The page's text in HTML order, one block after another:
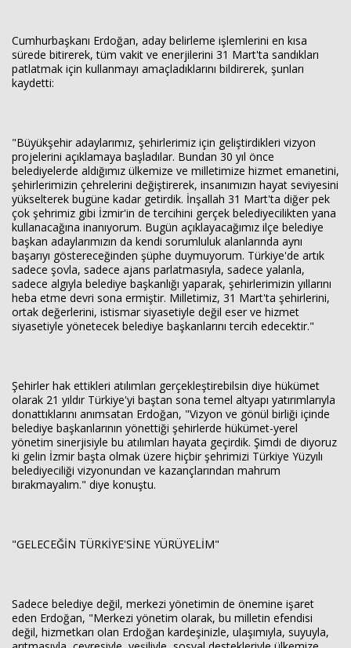
Cumhurbaşkanı Erdoğan, aday belirleme işlemlerini en kısa
sürede bitirerek, tüm vakit ve enerjilerini 31 Mart'ta sandıkları
patlatmak için kullanmayı amaçladıklarını bildirerek, şunları
kaydetti:
"Büyükşehir adaylarımız, şehirlerimiz için geliştirdikleri vizyon
projelerini açıklamaya başladılar. Bundan 30 yıl önce
belediyelerde aldığımız ülkemize ve milletimize hizmet emanetini,
şehirlerimizin çehrelerini değiştirerek, insanımızın hayat seviyesini
yükselterek bugüne kadar getirdik. İnşallah 31 Mart'ta diğer pek
çok şehrimiz gibi İzmir'in de tercihini gerçek belediyecilikten yana
kullanacağına inanıyorum. Bugün açıklayacağımız ilçe belediye
başkan adaylarımızın da kendi sorumluluk alanlarında aynı
başarıyı göstereceğinden şüphe duymuyorum. Türkiye'de artık
sadece şovla, sadece ajans parlatmasıyla, sadece yalanla,
sadece algıyla belediye başkanlığı yaparak, şehirlerimizin yıllarını
heba etme devri sona ermiştir. Milletimiz, 31 Mart'ta şehirlerini,
ortak değerlerini, istismar siyasetiyle değil eser ve hizmet
siyasetiyle yönetecek belediye başkanlarını tercih edecektir."
Şehirler hak ettikleri atılımları gerçekleştirebilsin diye hükümet
olarak 21 yıldır Türkiye'yi baştan sona temel altyapı yatırımlarıyla
donattıklarını anımsatan Erdoğan, "Vizyon ve gönül birliği içinde
belediye başkanlarının yönettiği şehirlerde hükümet-yerel
yönetim sinerjisiyle bu atılımları hayata geçirdik. Şimdi de diyoruz
ki gelin İzmir başta olmak üzere hiçbir şehrimizi Türkiye Yüzyılı
belediyeciliği vizyonundan ve kazançlarından mahrum
bırakmayalım." diye konuştu.
"GELECEĞİN TÜRKİYE'SİNE YÜRÜYELİM"
Sadece belediye değil, merkezi yönetimin de önemine işaret
eden Erdoğan, "Merkezi yönetim olarak, bu milletin efendisi
değil, hizmetkarı olan Erdoğan kardeşinizle, ulaşımıyla, suyuyla,